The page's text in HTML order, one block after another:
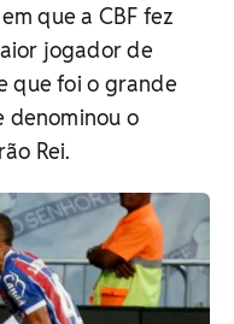
que a CBF fez
jogador de
que foi o grande
denominou o
Rei.